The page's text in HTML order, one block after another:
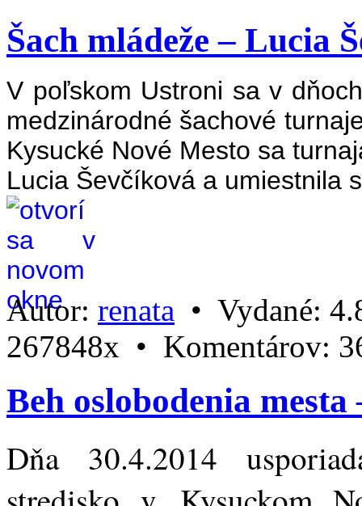
Šach mládeže – Lucia
V poľskom Ustroni sa v
medzinárodné šachové
Kysucké Nové Mesto sa
Lucia Ševčíková a umiestnila
Autor: renata • Vydané:
267848x • Komentárov:
Beh oslobodenia
Dňa 30.4.2014